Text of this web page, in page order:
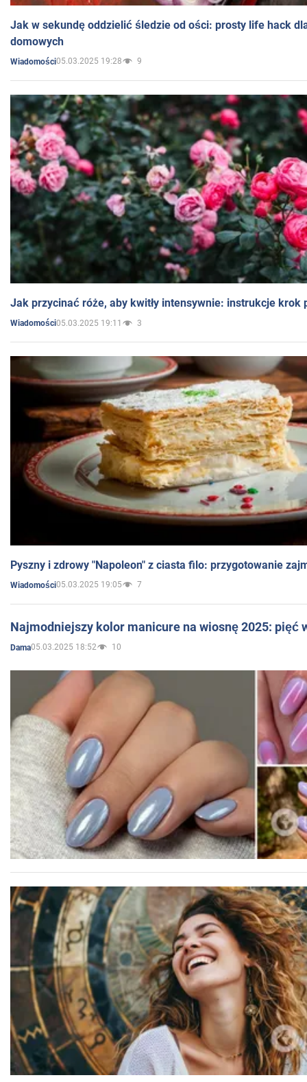
Jak w sekundę oddzielić śledzie od ości: prosty life hack
domowych
Wiadomości05.03.2025 19:28 9
Jak przycinać róże, aby kwitły intensywnie: instrukcje krok
Wiadomości05.03.2025 19:11 3
Pyszny i zdrowy "Napoleon" z ciasta filo: przygotowanie
Wiadomości05.03.2025 19:05 7
Najmodniejszy kolor manicure na wiosnę 2025: pięć
Dama05.03.2025 18:52 10